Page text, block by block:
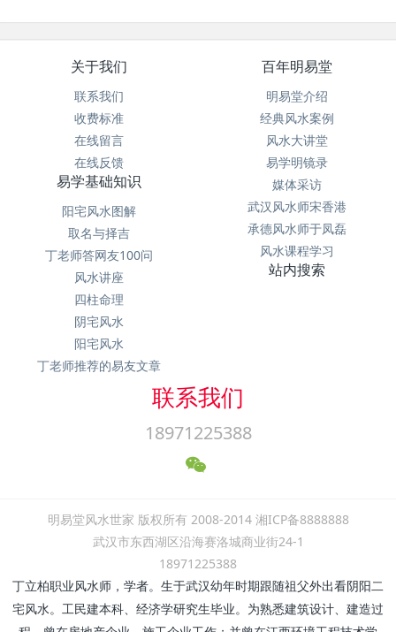
关于我们
联系我们
收费标准
在线留言
在线反馈
百年明易堂
明易堂介绍
经典风水案例
风水大讲堂
易学明镜录
媒体采访
武汉风水师宋香港
承德风水师于凤磊
风水课程学习
易学基础知识
阳宅风水图解
取名与择吉
丁老师答网友100问
风水讲座
四柱命理
阴宅风水
阳宅风水
丁老师推荐的易友文章
站内搜索
联系我们
18971225388
明易堂风水世家 版权所有 2008-2014 湘ICP备8888888
武汉市东西湖区沿海赛洛城商业街24-1
18971225388
丁立柏职业风水师，学者。生于武汉幼年时期跟随祖父外出看阴阳二
宅风水。工民建本科、经济学研究生毕业。为熟悉建筑设计、建造过